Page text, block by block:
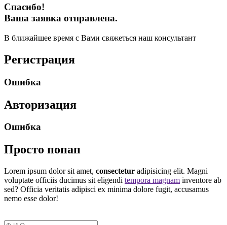
Спасибо!
Ваша заявка отправлена.
В ближайшее время с Вами свяжеться наш консультант
Регистрация
Ошибка
Авторизация
Ошибка
Просто попап
Lorem ipsum dolor sit amet, consectetur adipisicing elit. Magni
voluptate officiis ducimus sit eligendi tempora magnam inventore ab
sed? Officia veritatis adipisci ex minima dolore fugit, accusamus
nemo esse dolor!